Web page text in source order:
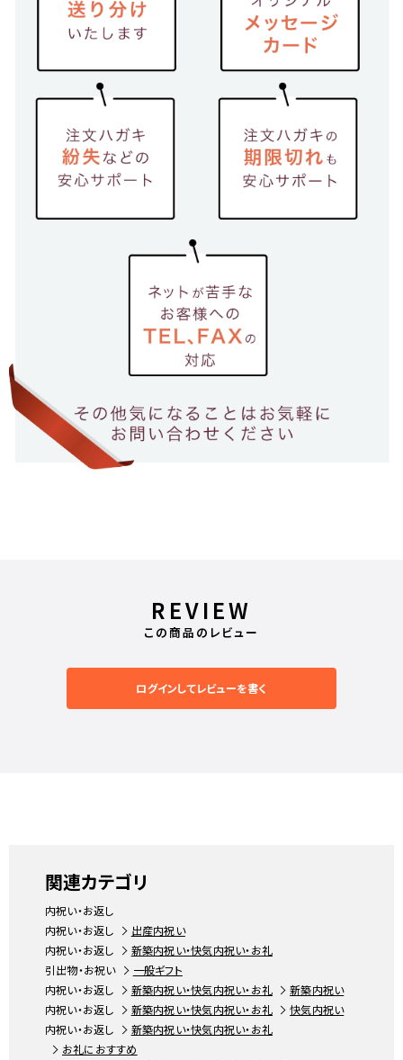
REVIEW
この商品のレビュー
ログインしてレビューを書く
関連カテゴリ
内祝い・お返し
内祝い・お返し
出産内祝い
内祝い・お返し
新築内祝い・快気内祝い・お礼
引出物・お祝い
一般ギフト
内祝い・お返し
新築内祝い・快気内祝い・お礼
新築内祝い
内祝い・お返し
新築内祝い・快気内祝い・お礼
快気内祝い
内祝い・お返し
新築内祝い・快気内祝い・お礼
お礼におすすめ